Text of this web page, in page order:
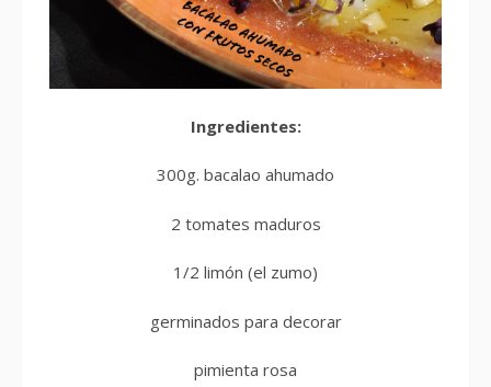
Ingredientes:
300g. bacalao ahumado
2 tomates maduros
1/2 limón (el zumo)
germinados para decorar
pimienta rosa